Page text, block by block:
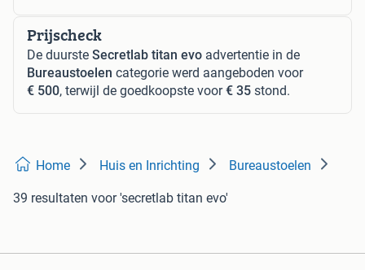
Prijscheck
De duurste Secretlab titan evo advertentie in de
Bureaustoelen categorie werd aangeboden voor
€ 500, terwijl de goedkoopste voor€ 35 stond.
Home Huis en Inrichting Bureaustoelen
39 resultaten voor 'secretlab titan evo'